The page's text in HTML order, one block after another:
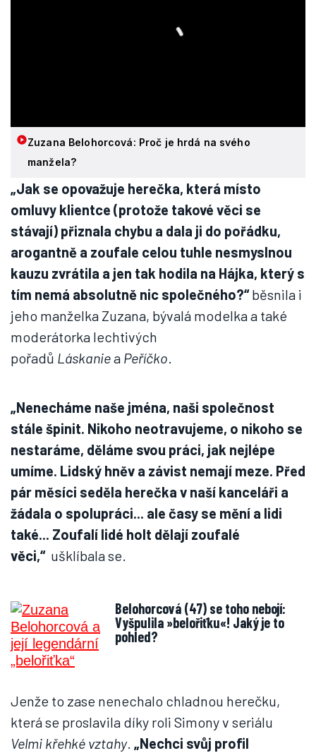
Zuzana Belohorcová: Proč je hrdá na svého
manžela?
„Jak se opovažuje herečka, která místo
omluvy klientce (protože takové věci se
stávají) přiznala chybu a dala ji do pořádku,
arogantně a zoufale celou tuhle nesmyslnou
kauzu zvrátila a jen tak hodila na Hájka, který s
tím nemá absolutně nic společného?“běsnila i
jeho manželka Zuzana, bývalá modelka a také
moderátorka lechtivých
pořadů Láskaniea Peříčko.
„Nenecháme naše jména, naši společnost
stále špinit. Nikoho neotravujeme, o nikoho se
nestaráme, děláme svou práci, jak nejlépe
umíme. Lidský hněv a závist nemají meze. Před
pár měsíci seděla herečka v naší kanceláři a
žádala o spolupráci... ale časy se mění a lidi
také... Zoufalí lidé holt dělají zoufalé
věci,“ ušklíbala se.
Belohorcová (47) se toho nebojí:
Vyšpulila »belořiťku«! Jaký je to
pohled?
Jenže to zase nenechalo chladnou herečku,
která se proslavila díky roli Simony v seriálu
Velmi křehké vztahy. „Nechci svůj profil